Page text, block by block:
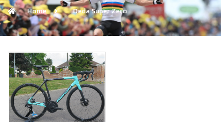
Home Deda Super Zero